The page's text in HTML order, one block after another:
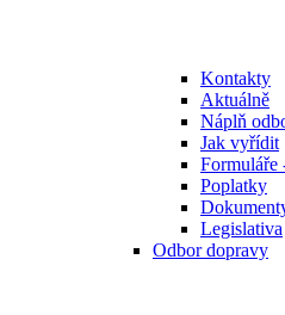
Kontakty
Aktuálně
Náplň
Jak vyřídit
Formuláře
Poplatky
Legislativa
Odbor dopravy